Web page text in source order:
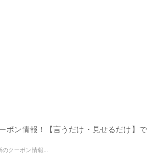
ポン情報！【言うだけ・見せるだけ】で
のクーポン情報...